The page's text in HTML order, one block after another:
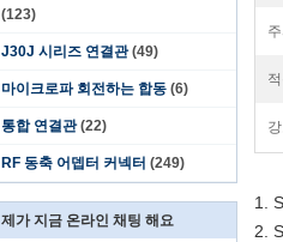
(123)
J30J 시리즈 연결관 (49)
마이크로파 회전하는 합동 (6)
통합 연결관 (22)
RF 동축 어뎁터 커넥터 (249)
제가 지금 온라인 채팅 해요
1.
2.